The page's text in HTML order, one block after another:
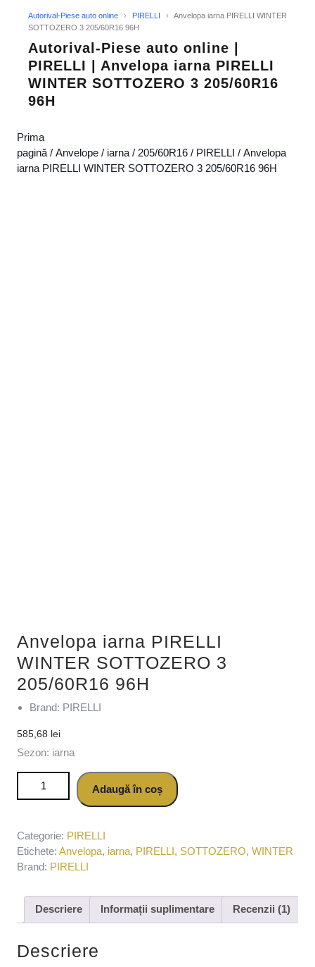
Autorival-Piese auto online › PIRELLI ›
Anvelopa iarna PIRELLI WINTER
SOTTOZERO 3 205/60R16 96H
Autorival-Piese auto online |
PIRELLI | Anvelopa iarna PIRELLI
WINTER SOTTOZERO 3 205/60R16
96H
Prima
pagină / Anvelope / iarna / 205/60R16 / PIRELLI / Anvelopa
iarna PIRELLI WINTER SOTTOZERO 3 205/60R16 96H
Anvelopa iarna PIRELLI
WINTER SOTTOZERO 3
205/60R16 96H
Brand: PIRELLI
585,68 lei
Sezon: iarna
Cantitate Anvelopa iarna PIRELLI WINTER SOTTOZERO 3
205/60R16 96H
Adaugă în coș
Categorie: PIRELLI
Etichete: Anvelopa, iarna, PIRELLI, SOTTOZERO, WINTER
Brand: PIRELLI
Descriere Informații suplimentare Recenzii (1)
Descriere